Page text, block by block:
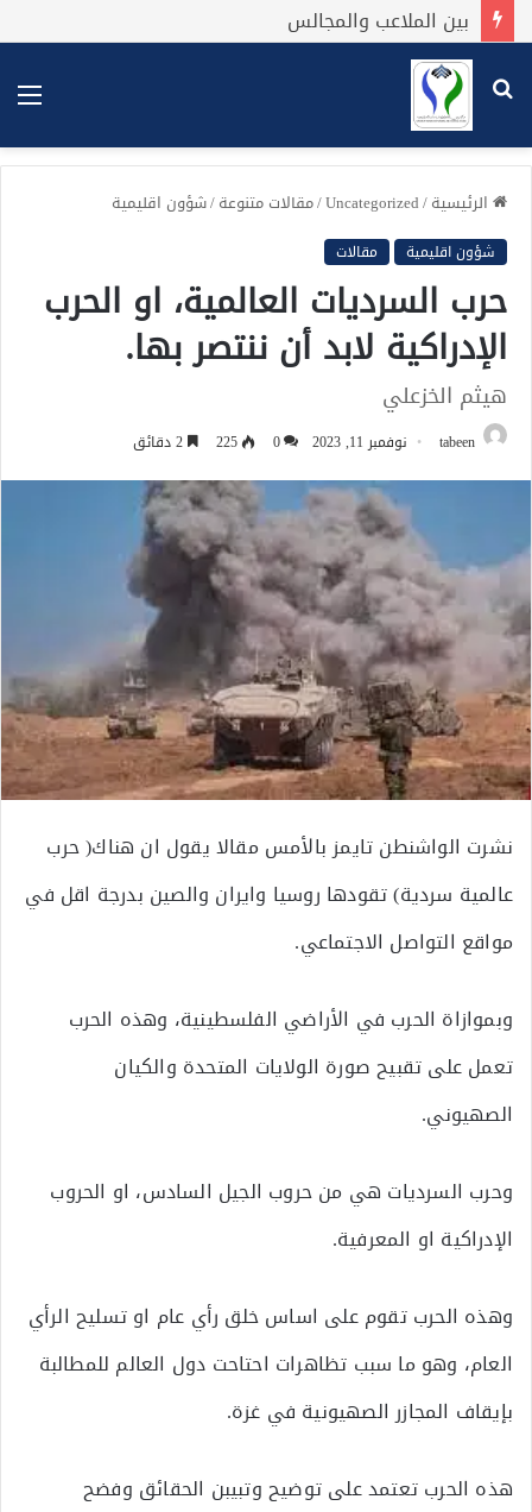
بين الملاعب والمجالس
بحث
عن
الرئيسية/
Uncategorized
/مقالات متنوعة/شؤون اقليمية
شؤون اقليمية مقالات
حرب السرديات العالمية، او الحرب
الإدراكية لابد أن ننتصر بها.
هيثم الخزعلي
tabeen نوفمبر 11, 2023 0
225
نشرت الواشنطن تايمز بالأمس مقالا يقول ان هناك( حرب
عالمية سردية) تقودها روسيا وايران والصين بدرجة اقل في
مواقع التواصل الاجتماعي.
وبموازاة الحرب في الأراضي الفلسطينية، وهذه الحرب
تعمل على تقبيح صورة الولايات المتحدة والكيان
الصهيوني.
وحرب السرديات هي من حروب الجيل السادس، او الحروب
الإدراكية او المعرفية.
وهذه الحرب تقوم على اساس خلق رأي عام او تسليح الرأي
العام، وهو ما سبب تظاهرات احتاحت دول العالم للمطالبة
بإيقاف المجازر الصهيونية في غزة.
هذه الحرب تعتمد على توضيح وتبيبن الحقائق وفضح